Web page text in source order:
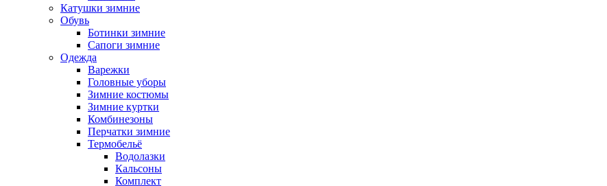
Катушки зимние
Обувь
Ботинки зимние
Сапоги зимние
Одежда
Варежки
Головные уборы
Зимние костюмы
Зимние куртки
Комбинезоны
Перчатки зимние
Термобельё
Водолазки
Кальсоны
Комплект